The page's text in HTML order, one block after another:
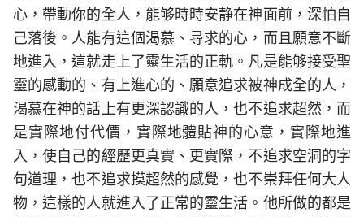
心，帶動你的全人，能够時時安静在神面前，深怕自
己落後。人能有這個渴慕、尋求的心，而且願意不斷
地進入，這就走上了靈生活的正軌。凡是能够接受聖
靈的感動的、有上進心的、願意追求被神成全的人，
渴慕在神的話上有更深認識的人，也不追求超然，而
是實際地付代價，實際地體貼神的心意，實際地進
入，使自己的經歷更真實、更實際，不追求空洞的字
句道理，也不追求摸超然的感覺，也不崇拜任何大人
物，這樣的人就進入了正常的靈生活。他所做的都是